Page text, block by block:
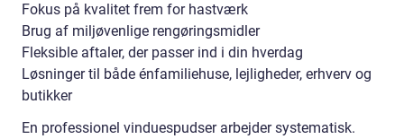
Fokus på kvalitet frem for hastværk
Brug af miljøvenlige rengøringsmidler
Fleksible aftaler, der passer ind i din hverdag
Løsninger til både énfamiliehuse, lejligheder, erhverv og
butikker
En professionel vinduespudser arbejder systematisk.